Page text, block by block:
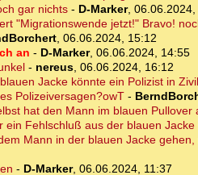
gar nichts- D-Marker,
"Migrationswende jetzt!" Bravo!
, 06.06.2024, 15:12
an - D-Marker, 06.06.2024, 14:55
- nereus, 06.06.2024, 16:12
Jacke könnte ein Polizist in
Polizeiversagen?owT -
hat den Mann im blauen
ein Fehlschluß aus der blauen Jacke
Mann in der blauen Jacke
- D-Marker, 06.06.2024, 11:37